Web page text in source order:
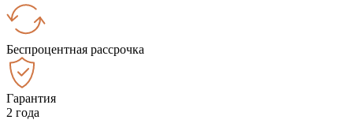
Беспроцентная рассрочка
Гарантия
2 года